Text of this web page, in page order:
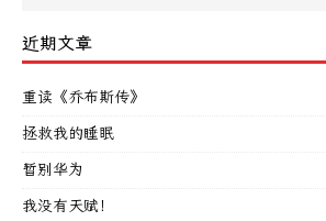
近期文章
重读《乔布斯传》
拯救我的睡眠
暂别华为
我没有天赋！